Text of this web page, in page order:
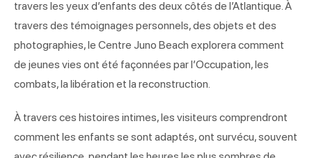
travers les yeux d’enfants des deux côtés de l’Atlantique. À
travers des témoignages personnels, des objets et des
photographies, le Centre Juno Beach explorera comment
de jeunes vies ont été façonnées par l’Occupation, les
combats, la libération et la reconstruction.
À travers ces histoires intimes, les visiteurs comprendront
comment les enfants se sont adaptés, ont survécu, souvent